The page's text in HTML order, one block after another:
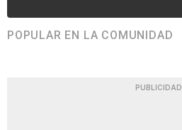
POPULAR EN LA COMUNIDAD
PUBLICIDAD